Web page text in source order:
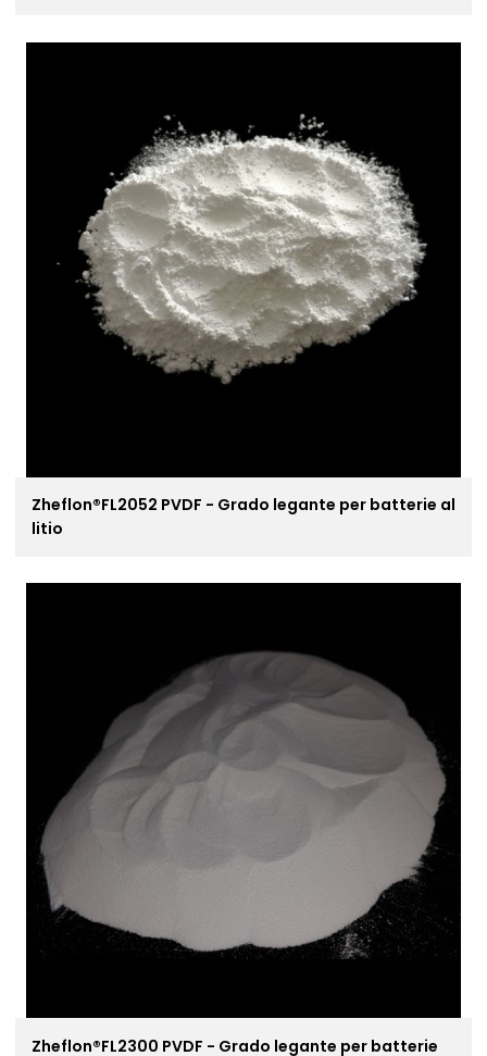
Zheflon®FL2052 PVDF - Grado legante per batterie al
litio
Zheflon®FL2300 PVDF - Grado legante per batterie